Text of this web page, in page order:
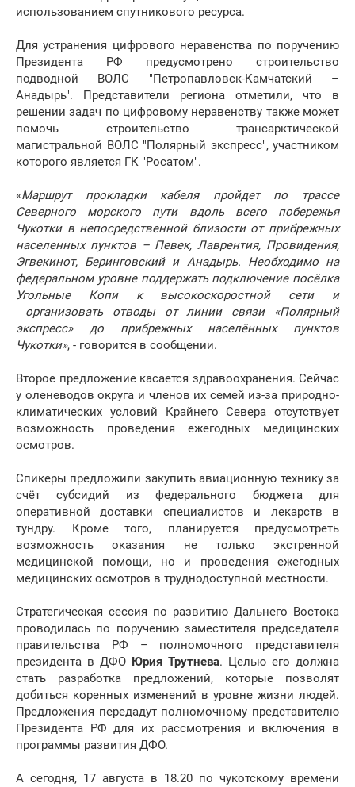
использованием спутникового ресурса.
Для устранения цифрового неравенства по поручению
Президента РФ предусмотрено строительство
подводной ВОЛС "Петропавловск-Камчатский –
Анадырь". Представители региона отметили, что в
решении задач по цифровому неравенству также может
помочь строительство трансарктической
магистральной ВОЛС "Полярный экспресс", участником
которого является ГК "Росатом".
«Маршрут прокладки кабеля пройдет по трассе
Северного морского пути вдоль всего побережья
Чукотки в непосредственной близости от прибрежных
населенных пунктов – Певек, Лаврентия, Провидения,
Эгвекинот, Беринговский и Анадырь. Необходимо на
федеральном уровне поддержать подключение посёлка
Угольные Копи к высокоскоростной сети и
организовать отводы от линии связи «Полярный
экспресс» до прибрежных населённых пунктов
Чукотки», - говорится в сообщении.
Второе предложение касается здравоохранения. Сейчас
у оленеводов округа и членов их семей из-за природно-
климатических условий Крайнего Севера отсутствует
возможность проведения ежегодных медицинских
осмотров.
Спикеры предложили закупить авиационную технику за
счёт субсидий из федерального бюджета для
оперативной доставки специалистов и лекарств в
тундру. Кроме того, планируется предусмотреть
возможность оказания не только экстренной
медицинской помощи, но и проведения ежегодных
медицинских осмотров в труднодоступной местности.
Стратегическая сессия по развитию Дальнего Востока
проводилась по поручению заместителя председателя
правительства РФ – полномочного представителя
президента в ДФО Юрия Трутнева. Целью его должна
стать разработка предложений, которые позволят
добиться коренных изменений в уровне жизни людей.
Предложения передадут полномочному представителю
Президента РФ для их рассмотрения и включения в
программы развития ДФО.
А сегодня, 17 августа в 18.20 по чукотскому времени